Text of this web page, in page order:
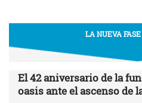
LA NUEVA
El 42 aniversario de la
oasis ante el ascenso de